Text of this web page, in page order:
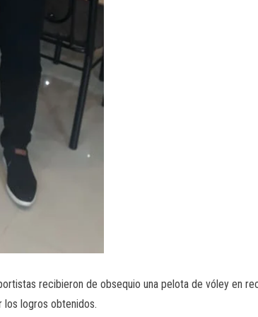
recibieron de obsequio una pelota de vóley en
los logros obtenidos.